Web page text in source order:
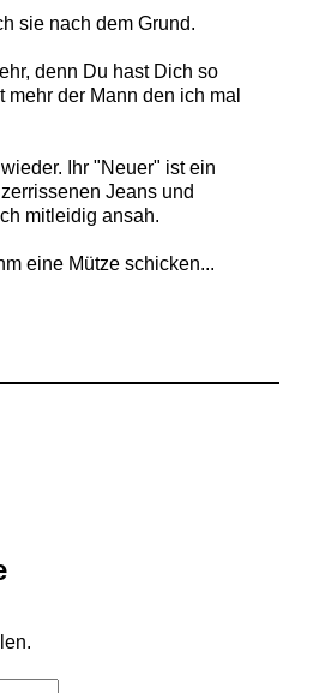
sie nach dem Grund.
denn Du hast Dich so
der Mann den ich mal
Ihr "Neuer" ist ein
Jeans und
mitleidig ansah.
eine Mütze schicken...